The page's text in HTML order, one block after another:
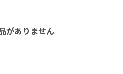
がありません